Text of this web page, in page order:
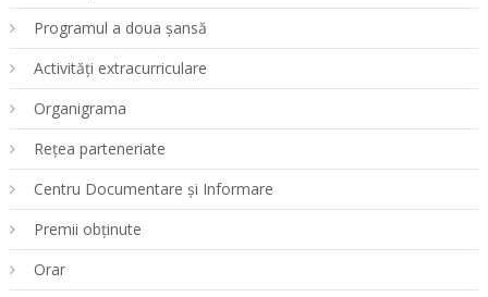
Programul a doua șansă
Activități extracurriculare
Organigrama
Rețea parteneriate
Centru Documentare și Informare
Premii obținute
Orar